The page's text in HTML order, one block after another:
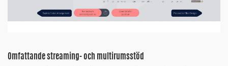
Omfattande streaming- och multirumsstöd